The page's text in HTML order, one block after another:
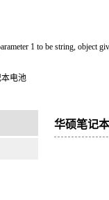
1 to be string, object
电池
华硕笔记